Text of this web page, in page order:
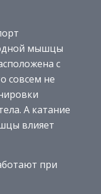
мышцы
с
совсем не
А катание
влияет
при